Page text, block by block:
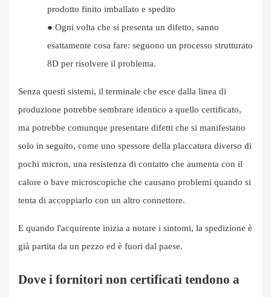
prodotto finito imballato e spedito
● Ogni volta che si presenta un difetto, sanno
esattamente cosa fare: seguono un processo strutturato
8D per risolvere il problema.
Senza questi sistemi, il terminale che esce dalla linea di
produzione potrebbe sembrare identico a quello certificato,
ma potrebbe comunque presentare difetti che si manifestano
solo in seguito, come uno spessore della placcatura diverso di
pochi micron, una resistenza di contatto che aumenta con il
calore o bave microscopiche che causano problemi quando si
tenta di accoppiarlo con un altro connettore.
E quando l'acquirente inizia a notare i sintomi, la spedizione è
già partita da un pezzo ed è fuori dal paese.
Dove i fornitori non certificati tendono a